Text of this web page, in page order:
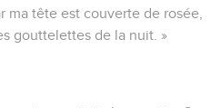
ma tête est couverte de rosée,
gouttelettes de la nuit. »